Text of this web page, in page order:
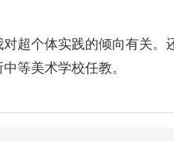
超个体实践的倾向有关。
等美术学校任教。